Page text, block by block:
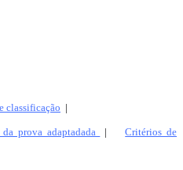
classificação |
prova adaptadada |Critérios de